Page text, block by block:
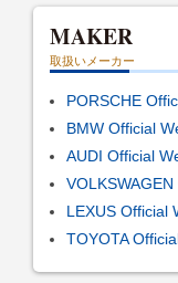
MAKER
取扱いメーカー
PORSCHE
BMW Official
AUDI Official
LEXUS Official
TOYOTA